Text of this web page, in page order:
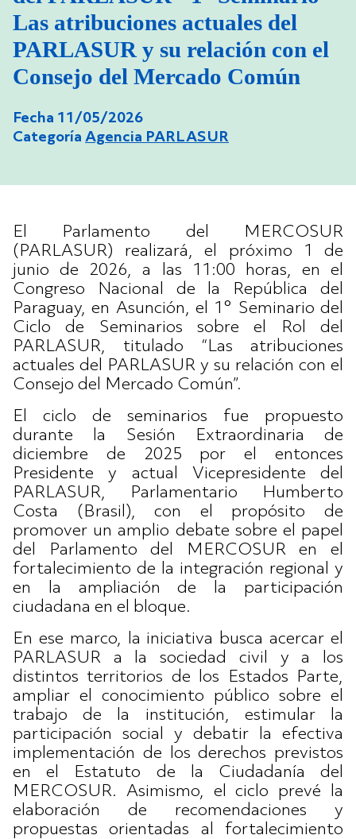
Las atribuciones actuales del
PARLASUR y su relación con el
Consejo del Mercado Común
Fecha 11/05/2026
Categoría Agencia PARLASUR
El Parlamento del MERCOSUR
(PARLASUR) realizará, el próximo 1 de
junio de 2026, a las 11:00 horas, en el
Congreso Nacional de la República del
Paraguay, en Asunción, el 1° Seminario del
Ciclo de Seminarios sobre el Rol del
PARLASUR, titulado “Las atribuciones
actuales del PARLASUR y su relación con el
Consejo del Mercado Común”.
El ciclo de seminarios fue propuesto
durante la Sesión Extraordinaria de
diciembre de 2025 por el entonces
Presidente y actual Vicepresidente del
PARLASUR, Parlamentario Humberto
Costa (Brasil), con el propósito de
promover un amplio debate sobre el papel
del Parlamento del MERCOSUR en el
fortalecimiento de la integración regional y
en la ampliación de la participación
ciudadana en el bloque.
En ese marco, la iniciativa busca acercar el
PARLASUR a la sociedad civil y a los
distintos territorios de los Estados Parte,
ampliar el conocimiento público sobre el
trabajo de la institución, estimular la
participación social y debatir la efectiva
implementación de los derechos previstos
en el Estatuto de la Ciudadanía del
MERCOSUR. Asimismo, el ciclo prevé la
elaboración de recomendaciones y
propuestas orientadas al fortalecimiento